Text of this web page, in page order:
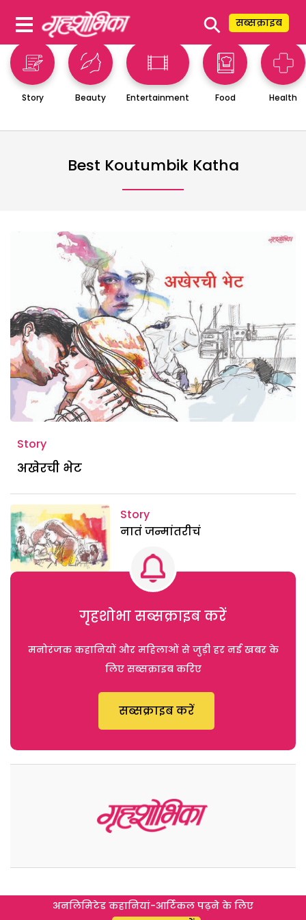
⚲ सब्सक्राइब
Story Beauty Entertainment Food Health
Best Koutumbik Katha
Story
अखेरची भेट
Story
नातं जन्मांतरीचं
गृहशोभा सब्सक्राइब करें
मनोरंजक कहानियों और महिलाओं से जुड़ी हर नई खबर के
लिए सब्सक्राइब करिए
सब्सक्राइब करें
अनलिमिटेड कहानियां-आर्टिकल पढ़ने के लिए